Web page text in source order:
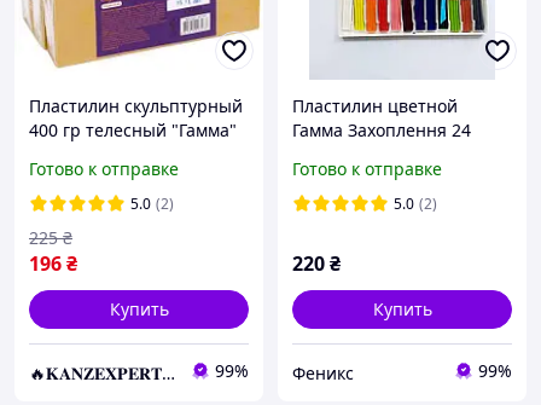
Пластилин скульптурный
400 гр телесный "Гамма"
Готово к отправке
5.0 (2)
196₴
225 ₴
Купить
🔥𝐊𝐀𝐍𝐙𝐄𝐗𝐏𝐄𝐑𝐓.com.ua🔥 99%
Пластилин цветной
Гамма Захоплення 24
Готово к отправке
5.0 (2)
220₴
Купить
Феникс 99%